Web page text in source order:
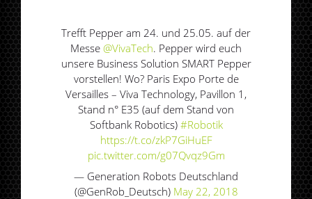
Trefft Pepper am 24. und 25.05. auf der
Messe @VivaTech. Pepper wird euch
unsere Business Solution SMART Pepper
vorstellen! Wo? Paris Expo Porte de
Versailles – Viva Technology, Pavillon 1,
Stand n° E35 (auf dem Stand von
Softbank Robotics) #Robotik
https://t.co/zkP7GiHuEF
pic.twitter.com/g07Qvqz9Gm
— Generation Robots Deutschland
(@GenRob_Deutsch) May 22, 2018